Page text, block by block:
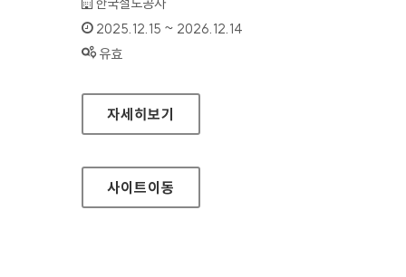
인증기간 :
2025.12.15 ~ 2026.12.14
상태 :
유효
한국철도공사 기업홍보
자세히보기
사이트이동